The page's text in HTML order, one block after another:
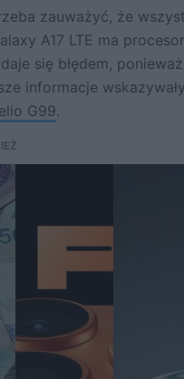
zauważyć, że
A17 LTE ma
się błędem,
informacje
G99.